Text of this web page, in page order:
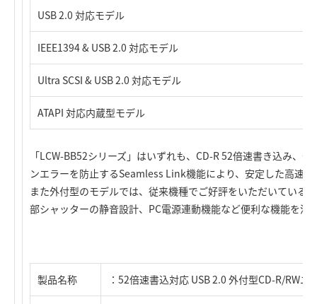
USB 2.0 対応モデル
IEEE1394 & USB 2.0 対応モデル
Ultra SCSI & USB 2.0 対応モデル
ATAPI 対応内蔵型モデル
「LCW-BB52シリーズ」はいずれも、CD-R 52倍速書き込み、
ンエラーを防止するSeamless Link機能により、安定した高速
また外付型のモデルでは、従来機種でご好評をいただいている
部シャッターの静音設計、PC電源連動機能など便利な機能を満
製品名称 ：52倍速書込対応 USB 2.0 外付型CD-R/RWユ